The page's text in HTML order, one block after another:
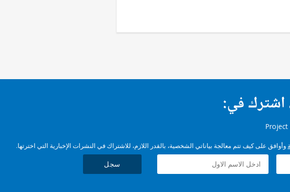
اشترك في:
وأوافق على كيف تتم معالجة بياناتي الشخصية، بالقدر اللازم، للاشتراك في النشرات الإخبارية التي اخترتها.
سجل